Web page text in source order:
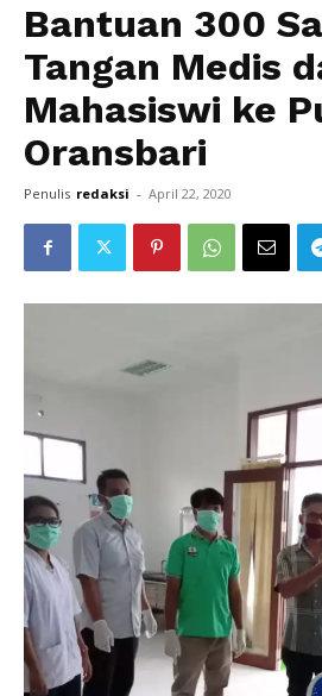
Bantuan 300
Tangan Medis
Mahasiswi ke
Oransbari
Penulis redaksi - April 22, 2020